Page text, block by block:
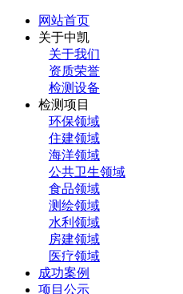
网站首页
关于中凯
关于我们
资质荣誉
检测设备
检测项目
环保领域
住建领域
海洋领域
公共卫生领域
食品领域
测绘领域
水利领域
房建领域
医疗领域
成功案例
项目公示